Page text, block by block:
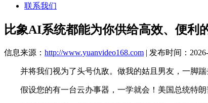
联系我们
比象AI系统都能为你供给高效、便利
信息来源： http://www.yuanvideo168.com | 发布时间：
并将我们视为了头号仇敌。做我的姑且男友，一脚踹
假设您的有一台云办事器，一学就会！美国总统特朗